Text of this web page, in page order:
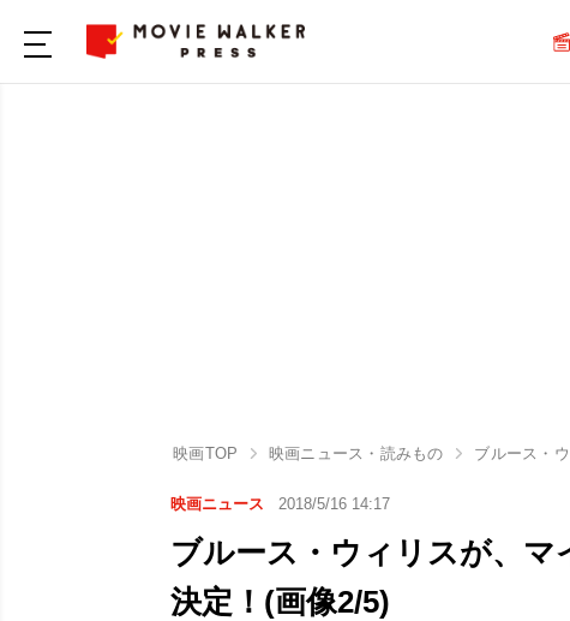
映画TOP 映画ニュース・読みもの ブルース・
映画ニュース 2018/5/16 14:17
ブルース・ウィリスが、
決定！(画像2/5)